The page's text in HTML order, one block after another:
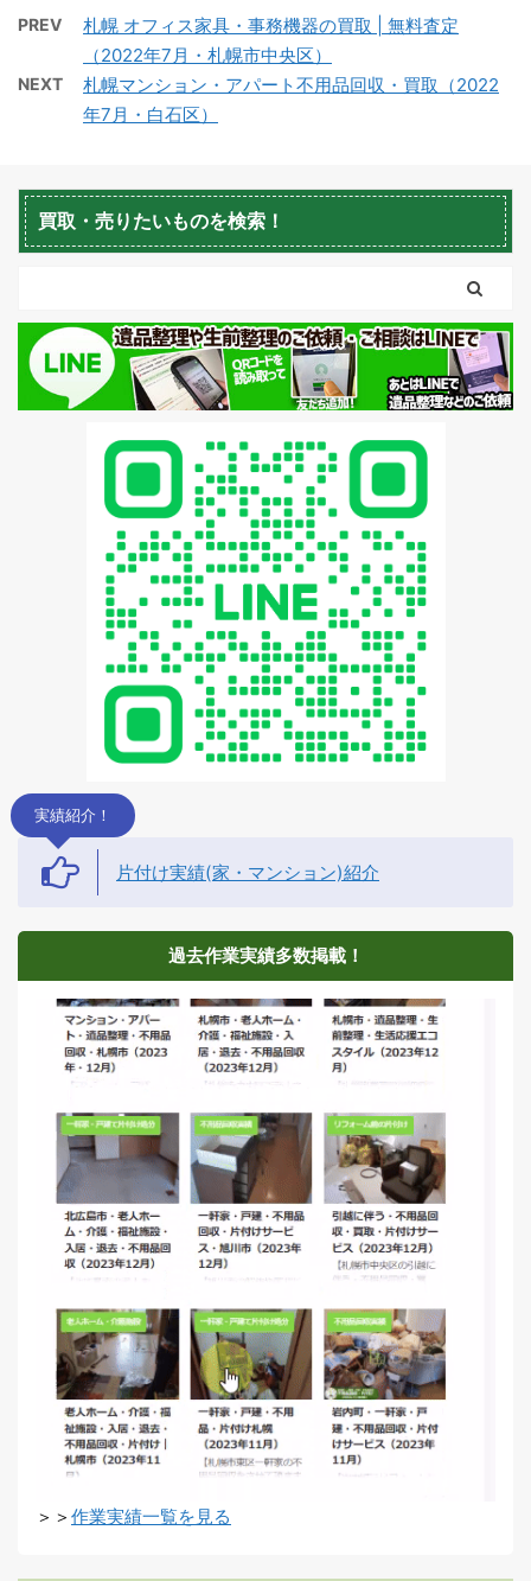
蘭越町不用品回収 黒松内町不用品回収
PREV
札幌 オフィス家具・事務機器の買取 | 無料査定
（2022年7月・札幌市中央区）
NEXT
札幌マンション・アパート不用品回収・買取（2022
年7月・白石区）
買取・売りたいものを検索！
実績紹介！
片付け実績(家・マンション)紹介
過去作業実績多数掲載！
＞＞ 作業実績一覧を見る